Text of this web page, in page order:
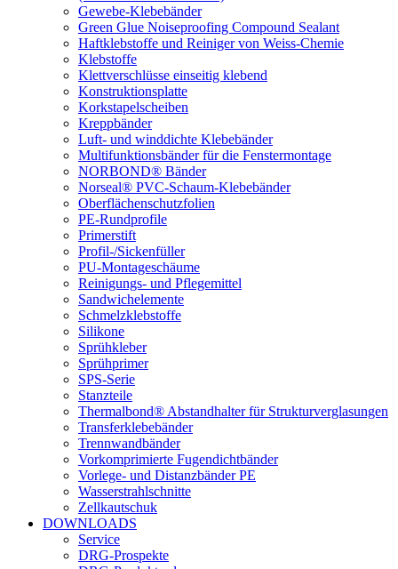
Gewebe-Klebebänder
Green Glue Noiseproofing Compound Sealant
Haftklebstoffe und Reiniger von Weiss-Chemie
Klebstoffe
Klettverschlüsse einseitig klebend
Konstruktionsplatte
Korkstapelscheiben
Kreppbänder
Luft- und winddichte Klebebänder
Multifunktionsbänder für die Fenstermontage
NORBOND® Bänder
Norseal® PVC-Schaum-Klebebänder
Oberflächenschutzfolien
PE-Rundprofile
Primerstift
Profil-/Sickenfüller
PU-Montageschäume
Reinigungs- und Pflegemittel
Sandwichelemente
Schmelzklebstoffe
Silikone
Sprühkleber
Sprühprimer
SPS-Serie
Stanzteile
Thermalbond® Abstandhalter für Strukturverglasungen
Transferklebebänder
Trennwandbänder
Vorkomprimierte Fugendichtbänder
Vorlege- und Distanzbänder PE
Wasserstrahlschnitte
Zellkautschuk
DOWNLOADS
Service
DRG-Prospekte